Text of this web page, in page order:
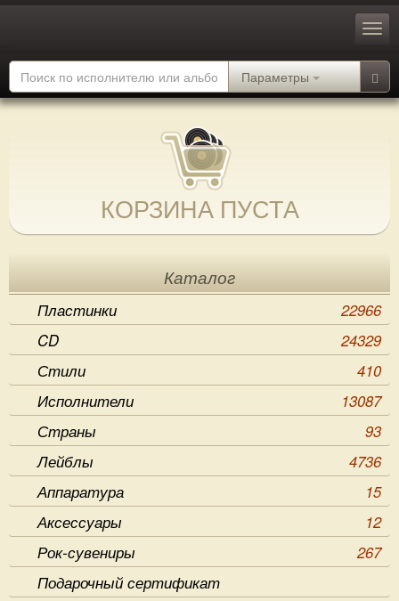
Параметры
КОРЗИНА ПУСТА
Каталог
Пластинки
22966
CD
24329
Стили
410
Исполнители
13087
Страны
93
Лейблы
4736
Аппаратура
15
Аксессуары
12
Рок-сувениры
267
Подарочный сертификат